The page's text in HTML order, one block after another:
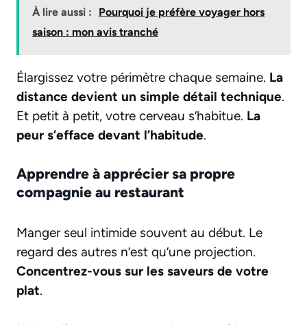
À lire aussi :
Pourquoi je préfère voyager hors
saison : mon avis tranché
Élargissez votre périmètre chaque semaine. La
distance devient un simple détail technique.
Et petit à petit, votre cerveau s’habitue. La
peur s’efface devant l’habitude.
Apprendre à apprécier sa propre
compagnie au restaurant
Manger seul intimide souvent au début. Le
regard des autres n’est qu’une projection.
Concentrez-vous sur les saveurs de votre
plat.